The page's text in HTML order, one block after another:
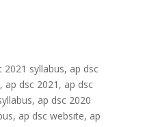
syllabus, ap dsc
ap dsc 2021, ap dsc
ap dsc 2020
ap dsc website, ap